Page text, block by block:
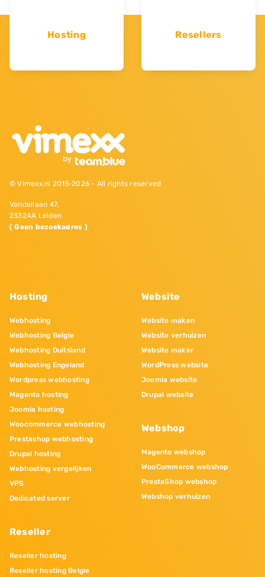
Hosting Resellers
© Vimexx.nl 2015‐2026 - All rights reserved
Vondellaan 47,
2332AA Leiden
( Geen bezoekadres )
Hosting
Webhosting
Webhosting Belgie
Webhosting Duitsland
Webhosting Engeland
Wordpress webhosting
Magento hosting
Joomla hosting
Woocommerce webhosting
Prestashop webhosting
Drupal hosting
Webhosting vergelijken
VPS
Dedicated server
Reseller
Reseller hosting
Reseller hosting Belgie
Website
Website maken
Website verhuizen
Website maker
WordPress website
Joomla website
Drupal website
Webshop
Magento webshop
WooCommerce webshop
PrestaShop webshop
Webshop verhuizen